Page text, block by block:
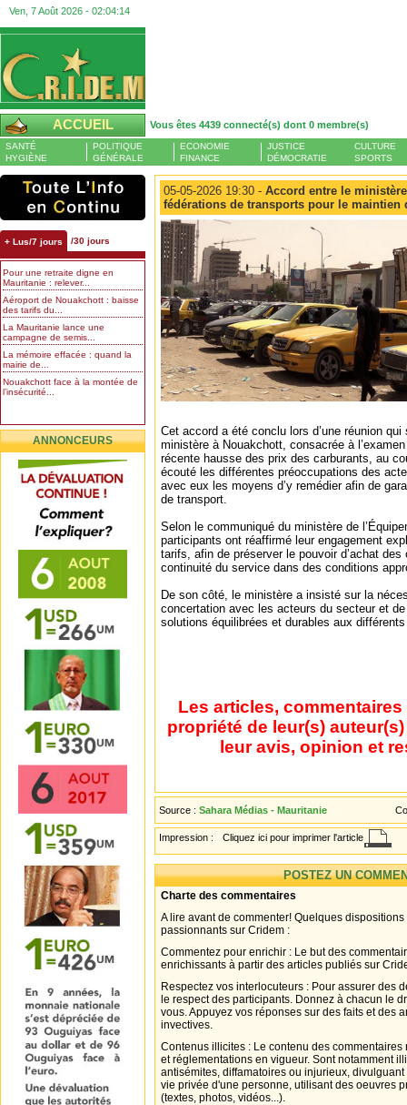
Ven, 7 Août 2026 - 02:04:15
ACCUEIL Vous êtes 4439 connecté(s) dont 0 membre(s)
SANTÉ
HYGIÈNE
POLITIQUE
GÉNÉRALE
ECONOMIE
FINANCE
JUSTICE
DÉMOCRATIE
CULTURE
SPORTS
+ Lus/7 jours /30 jours
Pour une retraite digne en
Mauritanie : relever...
Aéroport de Nouakchott : baisse
des tarifs du...
La Mauritanie lance une
campagne de semis...
La mémoire effacée : quand la
mairie de...
Nouakchott face à la montée de
l’insécurité...
ANNONCEURS
05-05-2026 19:30 - Accord entre le
fédérations de transports pour le maintien
Cet accord a été conclu lors d’une réunion
ministère à Nouakchott, consacrée à
récente hausse des prix des carburants, au
écouté les différentes préoccupations des
avec eux les moyens d’y remédier afin de
de transport.
Selon le communiqué du ministère de
participants ont réaffirmé leur engagement
tarifs, afin de préserver le pouvoir d’achat des
continuité du service dans des conditions
De son côté, le ministère a insisté sur la
concertation avec les acteurs du secteur et
solutions équilibrées et durables aux
Les articles,
propriété de leur(s)
leur avis, opinion et
Source : Sahara Médias - Mauritanie
Impression : Cliquez ici pour imprimer l'article
POSTEZ UN
Charte des commentaires
A lire avant de commenter! Quelques
passionnants sur Cridem :
Commentez pour enrichir : Le but des
enrichissants à partir des articles publiés sur
Respectez vos interlocuteurs : Pour assurer des
le respect des participants. Donnez à chacun le
vous. Appuyez vos réponses sur des faits et des
invectives.
Contenus illicites : Le contenu des
et réglementations en vigueur. Sont notamment
antisémites, diffamatoires ou injurieux,
vie privée d'une personne, utilisant des oeuvres
(textes, photos, vidéos...).